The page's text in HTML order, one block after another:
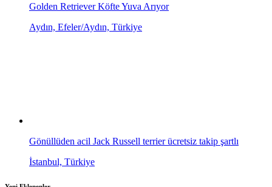
Golden Retriever Köfte Yuva Arıyor
Aydın, Efeler/Aydın, Türkiye
Gönüllüden acil Jack Russell terrier ücretsiz takip şartlı
İstanbul, Türkiye